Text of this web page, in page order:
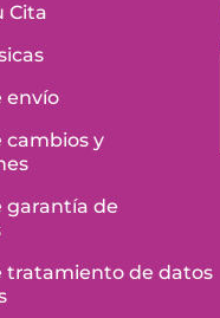
Cita
envío
cambios y
garantía de
tratamiento de datos